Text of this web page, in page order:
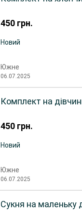
450 грн.
Новий
Южне
06.07.2025
450 грн.
Комплект на
Новий
Южне
06.07.2025
Сукня на маленьку